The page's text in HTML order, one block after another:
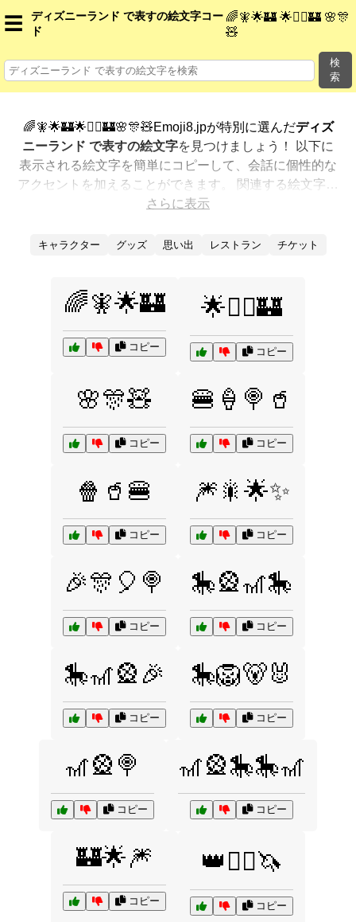
☰
ディズニーランド で表すの絵文字コー
ド
🌈🧚🌟🏰 🌟🧚‍♂️🏰 🌸🎊
🧸
検
索
🌈🧚🌟🏰🌟🧚‍♂️🏰🌸🎊🧸Emoji8.jpが特別に選んだディズ
ニーランド で表すの絵文字を見つけましょう！ 以下に
表示される絵文字を簡単にコピーして、会話に個性的な
アクセントを加えることができます。 関連する絵文字を
最も人気のある順に表示しました。さらに多くのオプシ
方法でディズニーランド で表すを絵文字で表現する方法
さらに表示
キャラクター グッズ 思い出 レストラン チケット
🌈🧚🌟🏰
コピー
🌟🧚‍♂️🏰
コピー
🌸🎊🧸
コピー
🍔🍦🍭🥤
コピー
🍿🥤🍔
コピー
🎆🎇🌟✨
コピー
🎉🎊🎈🍭
コピー
🎠🎡🎢🎠
コピー
🎠🎢🎡🎉
コピー
🎠🦁🐻🐰
コピー
🎢🎡🍭
コピー
🎢🎡🎠🎠🎢
コピー
🏰🌟🎆
コピー
👑🧙‍♂️🦄
コピー